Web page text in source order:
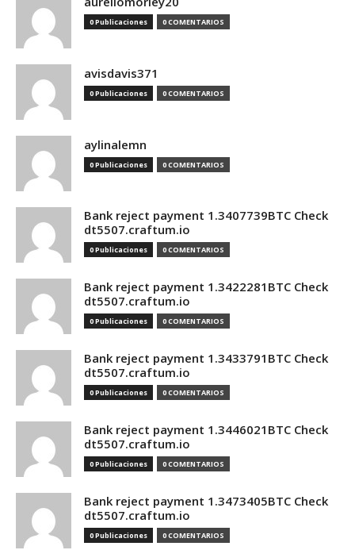
0 Publicaciones 0 COMENTARIOS
avisdavis371
0 Publicaciones 0 COMENTARIOS
aylinalemn
0 Publicaciones 0 COMENTARIOS
Bank reject payment 1.3407739BTC Check
dt5507.craftum.io
0 Publicaciones 0 COMENTARIOS
Bank reject payment 1.3422281BTC Check
dt5507.craftum.io
0 Publicaciones 0 COMENTARIOS
Bank reject payment 1.3433791BTC Check
dt5507.craftum.io
0 Publicaciones 0 COMENTARIOS
Bank reject payment 1.3446021BTC Check
dt5507.craftum.io
0 Publicaciones 0 COMENTARIOS
Bank reject payment 1.3473405BTC Check
dt5507.craftum.io
0 Publicaciones 0 COMENTARIOS